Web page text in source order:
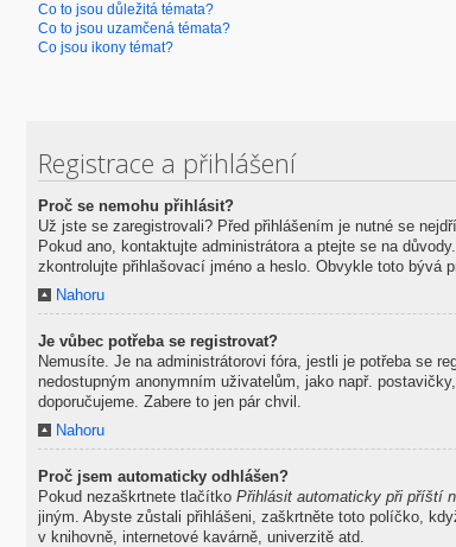
Co to jsou důležitá témata?
Co to jsou uzamčená témata?
Co jsou ikony témat?
Registrace a přihlášení
Proč se nemohu přihlásit?
Už jste se zaregistrovali? Před přihlášením je nutné se
Pokud ano, kontaktujte administrátora a ptejte se na
zkontrolujte přihlašovací jméno a heslo. Obvykle toto bývá
Nahoru
Je vůbec potřeba se registrovat?
Nemusíte. Je na administrátorovi fóra, jestli je potřeba se
nedostupným anonymním uživatelům, jako např.
doporučujeme. Zabere to jen pár chvil.
Nahoru
Proč jsem automaticky odhlášen?
Pokud nezaškrtnete tlačítko Přihlásit automaticky při příští
jiným. Abyste zůstali přihlášeni, zaškrtněte toto políčko,
v knihovně, internetové kavárně, univerzitě atd.